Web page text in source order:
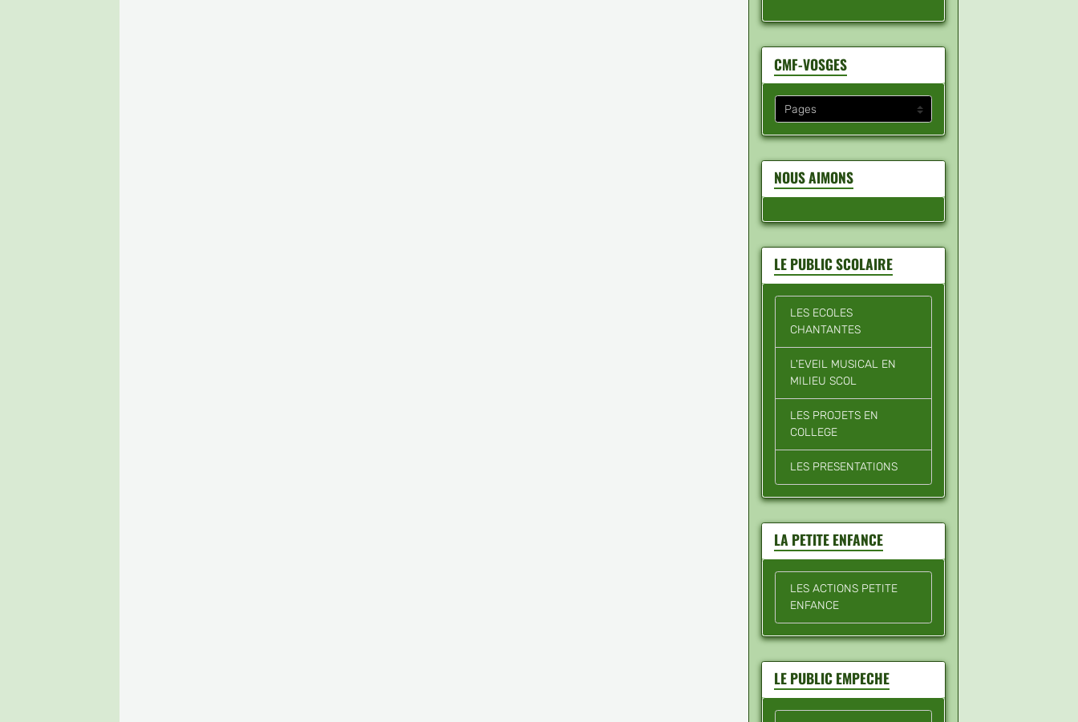
CMF-VOSGES
NOUS AIMONS
LE PUBLIC SCOLAIRE
LES ECOLES
CHANTANTES
L'EVEIL MUSICAL EN
MILIEU SCOL
LES PROJETS EN
COLLEGE
LES PRESENTATIONS
LA PETITE ENFANCE
LES ACTIONS PETITE
ENFANCE
LE PUBLIC EMPECHE